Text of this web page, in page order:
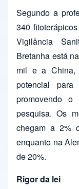
Segundo a
340
Vigilância
Bretanha está
mil e a China,
potencial para
promovendo o
pesquisa. Os
chegam a 2%
enquanto na
de 20%.
Rigor da lei